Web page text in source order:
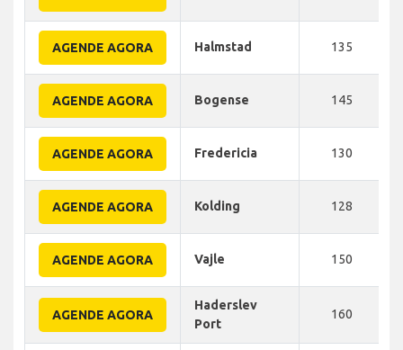
AGENDE AGORA Halmstad 135
AGENDE AGORA Bogense 145
AGENDE AGORA Fredericia 130
AGENDE AGORA Kolding 128
AGENDE AGORA Vajle 150
AGENDE AGORA
Haderslev
Port
160